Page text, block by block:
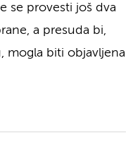
se provesti još dva
a presuda bi,
mogla biti objavljena